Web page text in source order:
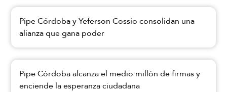
Pipe Córdoba y Yeferson Cossio consolidan una
alianza que gana poder
Pipe Córdoba alcanza el medio millón de firmas y
enciende la esperanza ciudadana